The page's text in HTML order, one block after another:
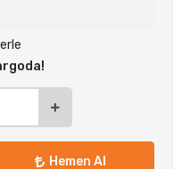
Hemen Al